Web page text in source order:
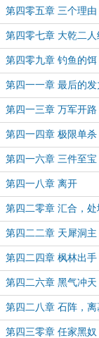
第四零五章 三个理由
第四零七章 大乾二人
第四零九章 钓鱼的饵
第四一一章 最后的
第四一三章 万军开路
第四一四章 极限单杀
第四一六章 三件至宝
第四一八章 离开
第四二零章 汇合，
第四二二章 天犀洞主
第四二四章 枫林出手
第四二六章 黑气冲
第四二八章 石阵，离
第四三零章 任家黑奴